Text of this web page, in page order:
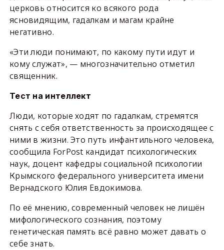
церковь относится ко всякого рода
ясновидящим, гадалкам и магам крайне
негативно.
«Эти люди понимают, по какому пути идут и
кому служат», — многозначительно отметил
священник.
Тест на интеллект
Люди, которые ходят по гадалкам, стремятся
снять с себя ответственность за происходящее с
ними в жизни. Это путь инфантильного человека,
сообщила ForPost кандидат психологических
наук, доцент кафедры социальной психологии
Крымского федерального университета имени
Вернадского Юлия Евдокимова.
По её мнению, современный человек не лишён
мифологического сознания, поэтому
генетическая память всё равно может давать о
себе знать.